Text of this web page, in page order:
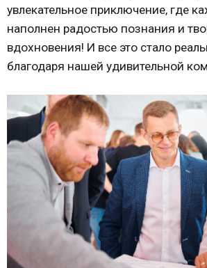
увлекательное приключение, где
наполнен радостью познания и
вдохновения! И все это стало
благодаря нашей удивительной